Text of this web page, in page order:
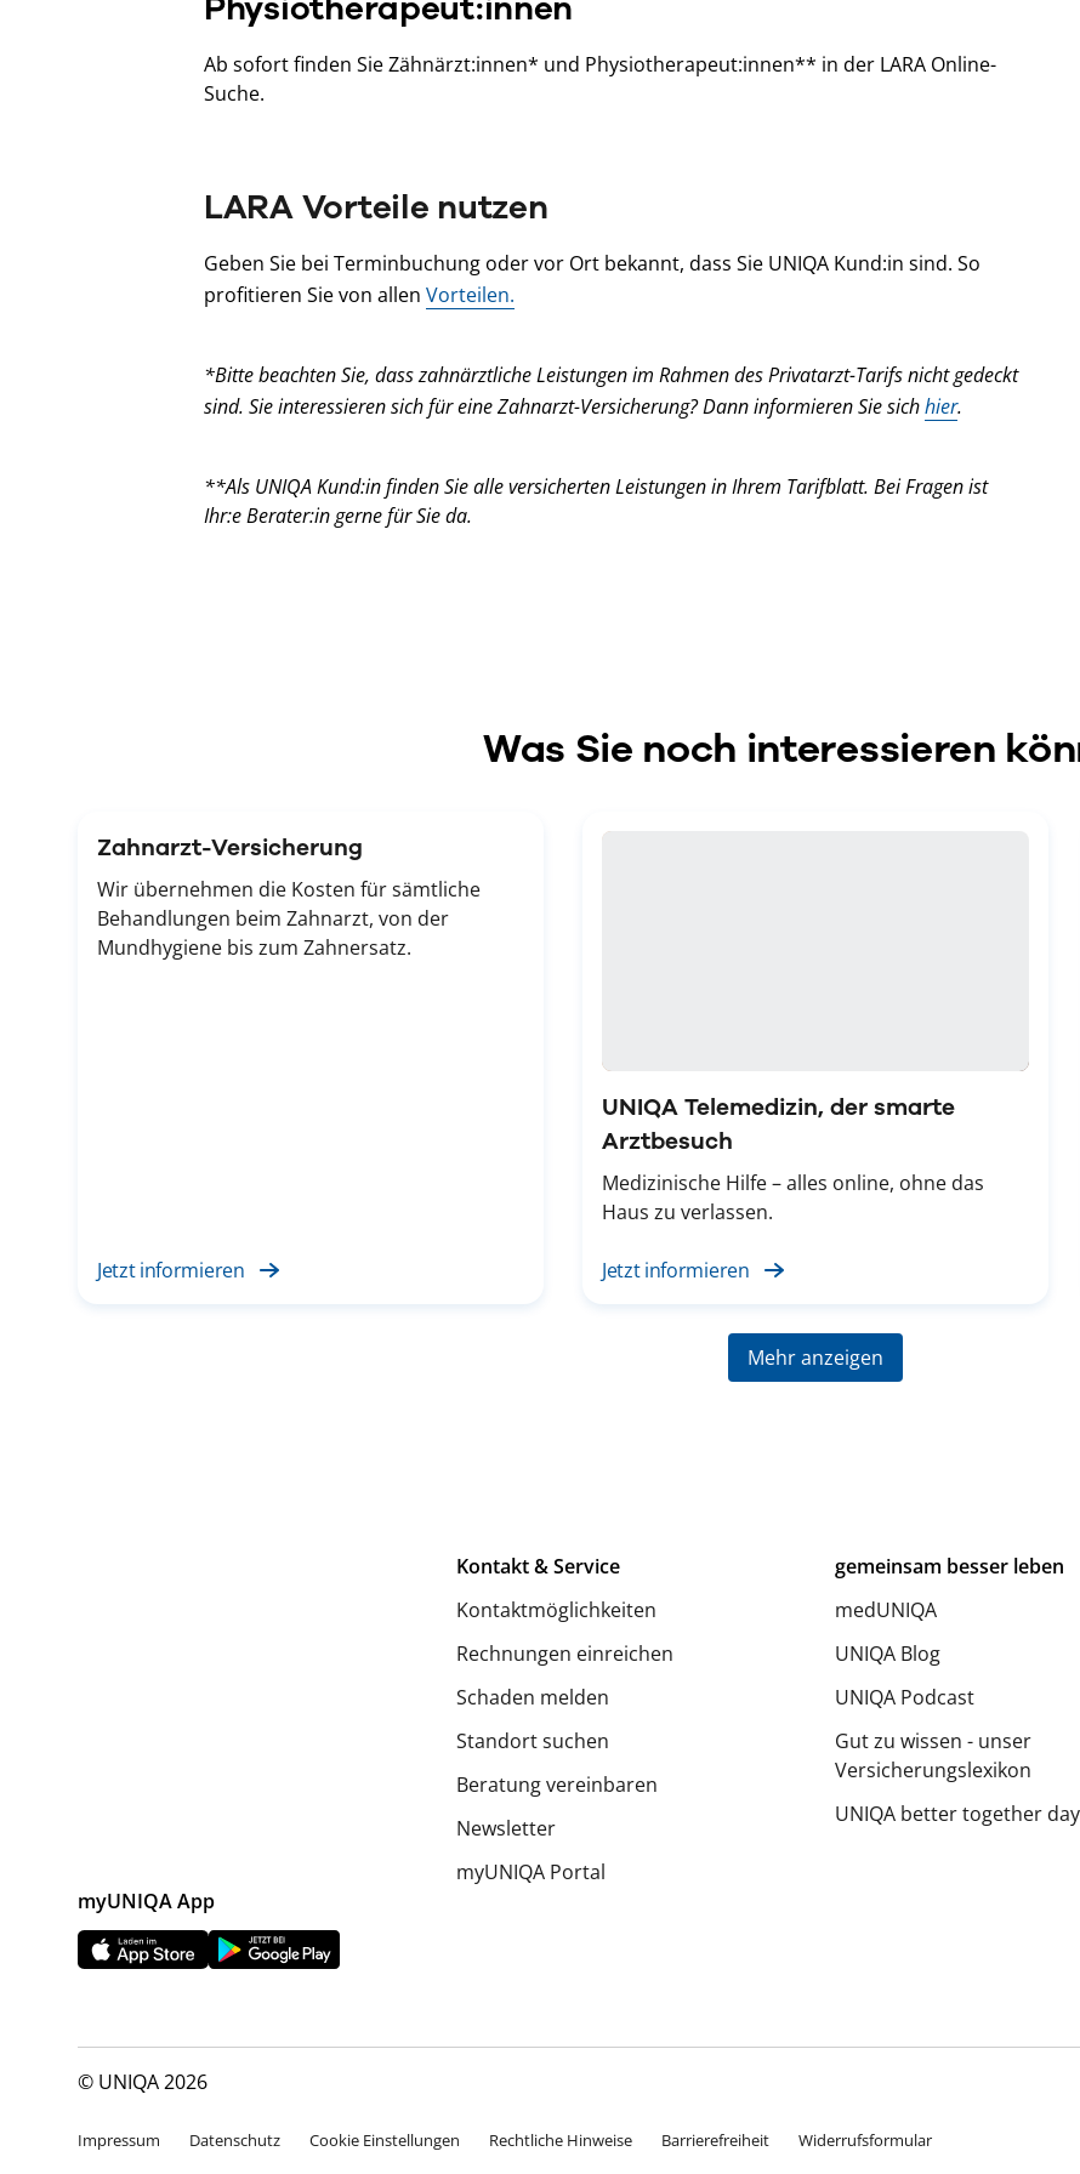
Ab sofort finden Sie Zähnärzt:innen* und Physiotherapeut:innen** in der LARA Online-
Suche.
LARA Vorteile nutzen
Geben Sie bei Terminbuchung oder vor Ort bekannt, dass Sie UNIQA Kund:in sind. So
profitieren Sie von allen Vorteilen.
*Bitte beachten Sie, dass zahnärztliche Leistungen im Rahmen des Privatarzt-Tarifs nicht gedeckt
sind. Sie interessieren sich für eine Zahnarzt-Versicherung? Dann informieren Sie sichhier.
**Als UNIQA Kund:in finden Sie alle versicherten Leistungen in Ihrem Tarifblatt. Bei Fragen ist
Ihr:e Berater:in gerne für Sie da.
Was Sie noch interessieren
Zahnarzt-Versicherung
Wir übernehmen die Kosten für sämtliche
Behandlungen beim Zahnarzt, von der
Mundhygiene bis zum Zahnersatz.
Jetzt informieren
UNIQA Telemedizin, der smarte
Arztbesuch
Medizinische Hilfe – alles online, ohne das
Haus zu verlassen.
Jetzt informieren
Mehr anzeigen
Kontakt & Service
Kontaktmöglichkeiten
Rechnungen einreichen
Schaden melden
Standort suchen
Beratung vereinbaren
Newsletter
myUNIQA Portal
gemeinsam besser leben
medUNIQA
UNIQA Blog
UNIQA Podcast
Gut zu wissen - unser
Versicherungslexikon
UNIQA better together
myUNIQA App
© UNIQA 2026
Impressum Datenschutz Cookie Einstellungen Rechtliche Hinweise Barrierefreiheit Widerrufsformular